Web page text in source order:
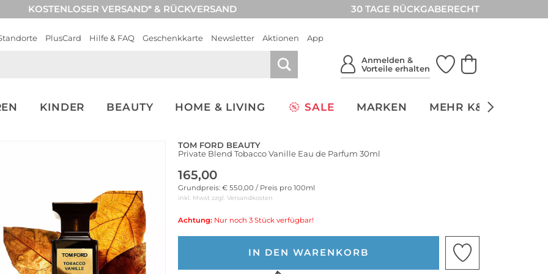
KOSTENLOSER VERSAND* & RÜCKVERSAND 30 TAGE RÜCKGABERECHT
PlusCard Hilfe & FAQ Geschenkkarte Newsletter Aktionen App
Anmelden &
Vorteile erhalten
KINDER BEAUTY HOME & LIVING SALE MARKEN MEHR K&Ö
TOM FORD BEAUTY
Private Blend Tobacco Vanille Eau de Parfum 30ml
165,00
Grundpreis: € 550,00 / Preis pro 100ml
inkl. Mwst zzgl. Versandkosten
Achtung: Nur noch 3 Stück verfügbar!
IN DEN WARENKORB